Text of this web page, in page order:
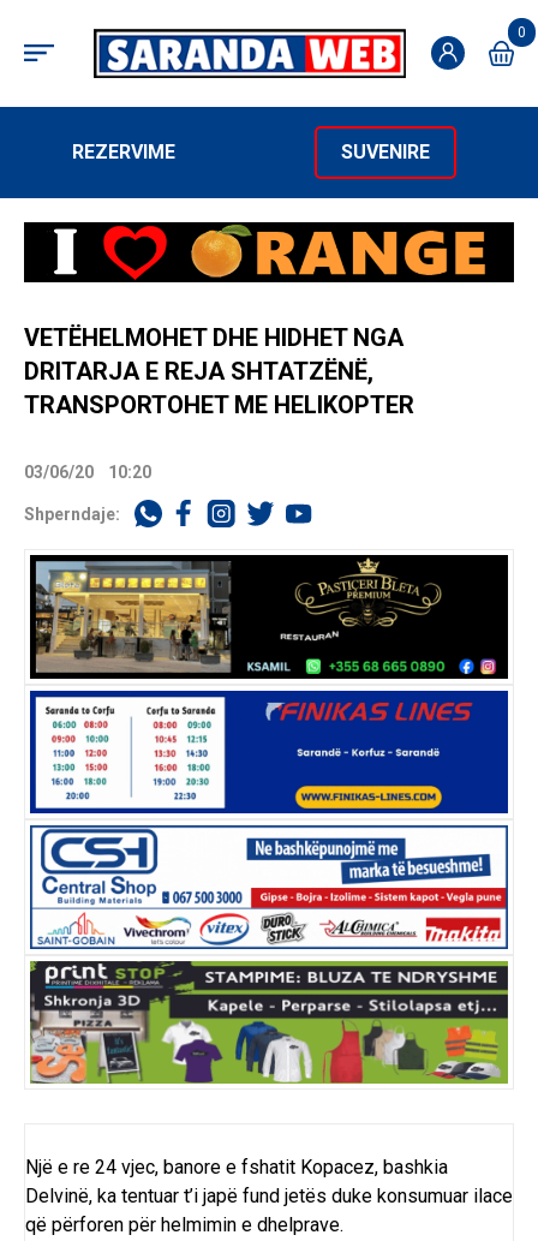
0
REZERVIME SUVENIRE
VETËHELMOHET DHE HIDHET NGA
DRITARJA E REJA SHTATZËNË,
TRANSPORTOHET ME HELIKOPTER
03/06/20 10:20
Shperndaje:
Një e re 24 vjec, banore e fshatit Kopacez, bashkia
Delvinë, ka tentuar t’i japë fund jetës duke konsumuar ilace
që përforen për helmimin e dhelprave.